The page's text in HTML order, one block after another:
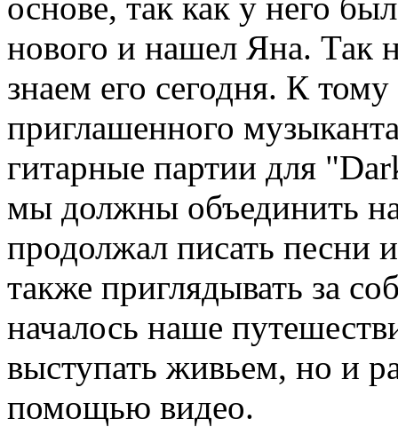
нового и нашел Яна. Так
знаем его сегодня. К
приглашенного
гитарные партии для
мы должны объединить
продолжал писать песни
также приглядывать за
началось наше
выступать живьем, но и
помощью видео.